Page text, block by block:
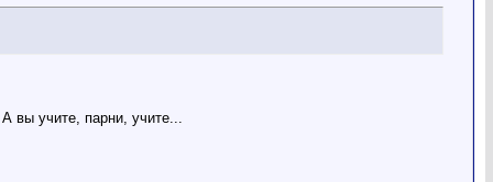
вы учите, парни, учите...